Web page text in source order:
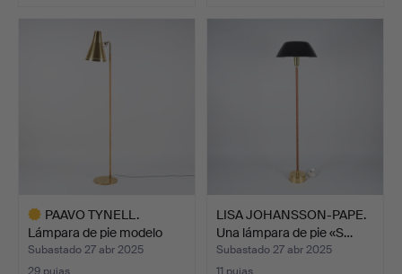
PAAVO TYNELL.
Lámpara de pie modelo
9628, …
Subastado 27 abr 2025
LISA JOHANSSON-PAPE.
Una lámpara de pie «S…
Subastado 27 abr 2025